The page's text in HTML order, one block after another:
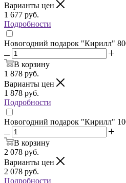
Варианты цен
1 677 руб.
Подробности
Новогодний подарок "Кирилл"
В корзину
1 878 руб.
Варианты цен
1 878 руб.
Подробности
Новогодний подарок "Кирилл"
В корзину
2 078 руб.
Варианты цен
2 078 руб.
Подробности